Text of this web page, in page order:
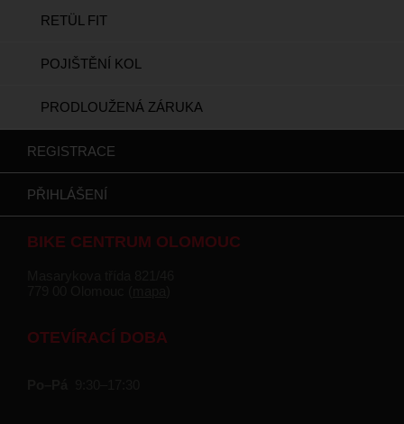
RETÜL FIT
POJIŠTĚNÍ KOL
PRODLOUŽENÁ ZÁRUKA
REGISTRACE
PŘIHLÁŠENÍ
BIKE CENTRUM OLOMOUC
OTEVÍRACÍ DOBA